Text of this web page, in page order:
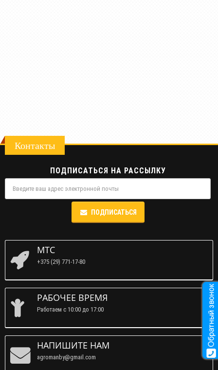
Контакты
ПОДПИСАТЬСЯ НА РАССЫЛКУ
ПОДПИСАТЬСЯ
МТС
+375 (29) 771-17-80
РАБОЧЕЕ ВРЕМЯ
Работаем c 10:00 до 17:00
НАПИШИТЕ НАМ
agromanby@gmail.com